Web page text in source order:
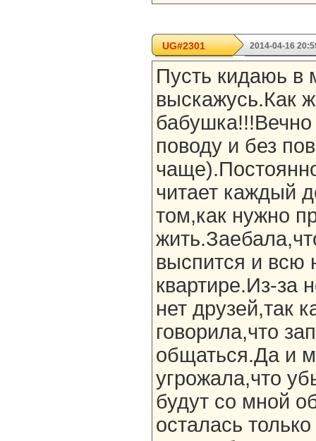
UG#2301 2014-04-16
Пусть кидаюь в
выскажусь.Как
поводу и без
читает каждый
том,как нужно
выспится и всю
квартире.Из-за
нет друзей,так
говорила,что
общаться.Да и
угрожала,что
будут со мной
осталась